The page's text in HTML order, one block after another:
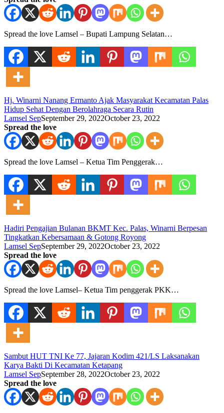
Spread the love Lamsel – Bupati Lampung Selatan…
Hj. Winarni Nanang Ermanto Ajak Masyarakat Kecamatan Palas
Hidup Sehat Dengan Berolahraga Secara Rutin
Lamsel SepSeptember 29, 2022October 23, 2022
Spread the love
Spread the love Lamsel – Ketua Tim Penggerak…
Hadiri Pengajian Bulanan BKMT Kec. Palas, Winarni Berpesan
Tingkatkan Kebersamaan & Gotong Royong
Lamsel SepSeptember 29, 2022October 23, 2022
Spread the love
Spread the love Lamsel– Ketua Tim penggerak PKK…
Sambut HUT TNI Ke 77, Jajaran Kodim 421/LS Laksanakan
Karya Bakti Di Kecamatan Ketapang
Lamsel SepSeptember 28, 2022October 23, 2022
Spread the love